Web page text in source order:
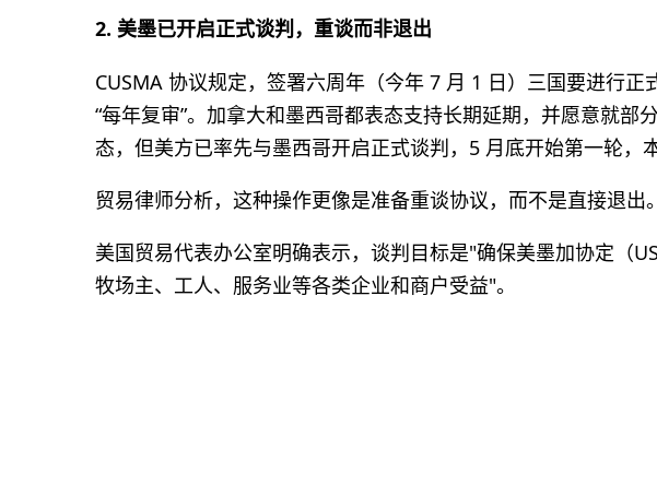
2. 美墨已开启正式谈判，重谈而非退出
CUSMA 协议规定，签署六周年（今年 7 月 1 日）三国要进行正
“每年复审”。加拿大和墨西哥都表态支持长期延期，并愿意就部
态，但美方已率先与墨西哥开启正式谈判，5 月底开始第一轮，
贸易律师分析，这种操作更像是准备重谈协议，而不是直接退出。
美国贸易代表办公室明确表示，谈判目标是"确保美墨加协定（
牧场主、工人、服务业等各类企业和商户受益"。